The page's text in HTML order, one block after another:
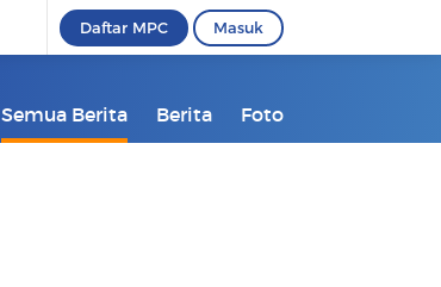
Daftar MPC Masuk
Semua Berita Berita Foto